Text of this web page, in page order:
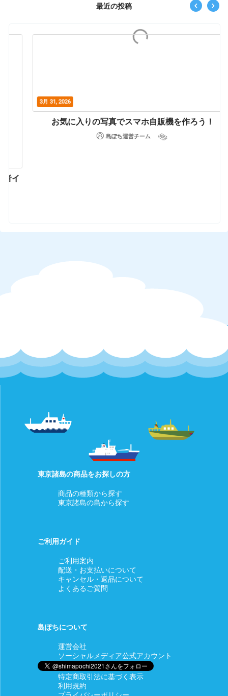
最近の投稿
3月 31, 2026
お気に入りの写真でスマホ自販機を作ろう！
島ぽち運営チーム
東京諸島の商品をお探しの方
商品の種類から探す
東京諸島の島から探す
ご利用ガイド
ご利用案内
配送・お支払いについて
キャンセル・返品について
よくあるご質問
島ぽちについて
運営会社
ソーシャルメディア公式アカウント
特定商取引法に基づく表示
利用規約